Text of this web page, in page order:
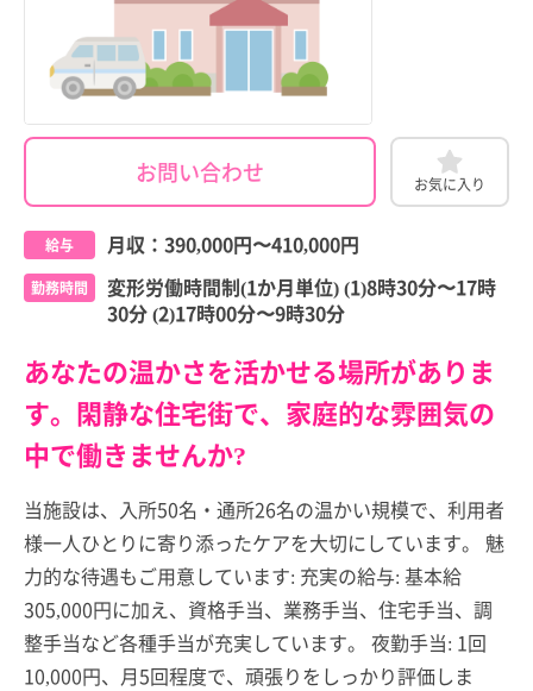
お問い合わせ お気に入り
給与 月収： 390,000円〜410,000円
勤務時間
変形労働時間制(1か月単位) (1)8時30分〜17時
30分 (2)17時00分〜9時30分
あなたの温かさを活かせる場所がありま
す。閑静な住宅街で、家庭的な雰囲気の
中で働きませんか?
当施設は、入所50名・通所26名の温かい規模で、利用者
様一人ひとりに寄り添ったケアを大切にしています。 魅
力的な待遇もご用意しています: 充実の給与: 基本給
305,000円に加え、資格手当、業務手当、住宅手当、調
整手当など各種手当が充実しています。 夜勤手当: 1回
10,000円、月5回程度で、頑張りをしっかり評価しま